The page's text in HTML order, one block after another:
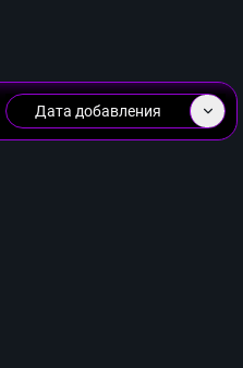
Дата добавления